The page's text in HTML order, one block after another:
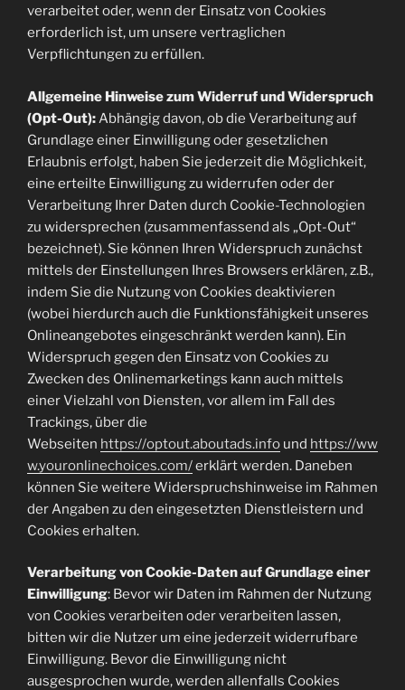
verarbeitet oder, wenn der Einsatz von Cookies
erforderlich ist, um unsere vertraglichen
Verpflichtungen zu erfüllen.
Allgemeine Hinweise zum Widerruf und Widerspruch
(Opt-Out): Abhängig davon, ob die Verarbeitung auf
Grundlage einer Einwilligung oder gesetzlichen
Erlaubnis erfolgt, haben Sie jederzeit die Möglichkeit,
eine erteilte Einwilligung zu widerrufen oder der
Verarbeitung Ihrer Daten durch Cookie-Technologien
zu widersprechen (zusammenfassend als „Opt-Out“
bezeichnet). Sie können Ihren Widerspruch zunächst
mittels der Einstellungen Ihres Browsers erklären, z.B.,
indem Sie die Nutzung von Cookies deaktivieren
(wobei hierdurch auch die Funktionsfähigkeit unseres
Onlineangebotes eingeschränkt werden kann). Ein
Widerspruch gegen den Einsatz von Cookies zu
Zwecken des Onlinemarketings kann auch mittels
einer Vielzahl von Diensten, vor allem im Fall des
Trackings, über die
Webseiten https://optout.aboutads.info und https://ww
w.youronlinechoices.com/erklärt werden. Daneben
können Sie weitere Widerspruchshinweise im Rahmen
der Angaben zu den eingesetzten Dienstleistern und
Cookies erhalten.
Verarbeitung von Cookie-Daten auf Grundlage einer
Einwilligung: Bevor wir Daten im Rahmen der Nutzung
von Cookies verarbeiten oder verarbeiten lassen,
bitten wir die Nutzer um eine jederzeit widerrufbare
Einwilligung. Bevor die Einwilligung nicht
ausgesprochen wurde, werden allenfalls Cookies